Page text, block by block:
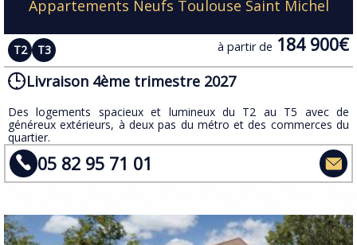
Appartements Neufs Toulouse Saint Michel
T2 T3 à partir de 184 900€
Livraison 4ème trimestre 2027
Des logements spacieux et lumineux du T2 au T5 avec de
généreux extérieurs​, à deux pas du métro et des commerces du
quartier.
05 82 95 71 01